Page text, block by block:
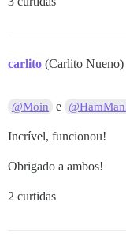
carlito (Carlito Nueno)
@Moin e
Incrível, funcionou!
Obrigado a ambos!
2 curtidas